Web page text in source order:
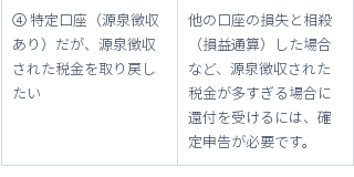
④ 特定口座（源泉徴収
あり）だが、源泉徴収
された税金を取り戻し
たい
他の口座の損失と相殺
（損益通算）した場合
など、源泉徴収された
税金が多すぎる場合に
還付を受けるには、確
定申告が必要です。